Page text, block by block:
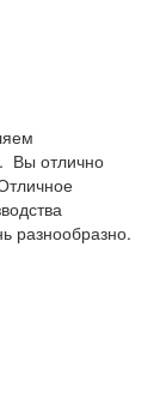
Вы отлично
разнообразно.